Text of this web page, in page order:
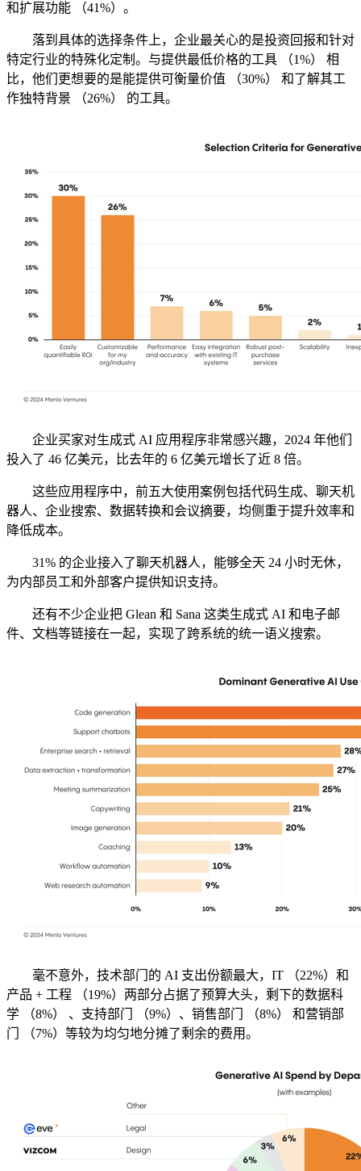
和扩展功能 （41%）。
落到具体的选择条件上，企业最关心的是投资回报和针对
特定行业的特殊化定制。与提供最低价格的工具 （1%） 相
比，他们更想要的是能提供可衡量价值 （30%） 和了解其工
作独特背景 （26%） 的工具。
企业买家对生成式 AI 应用程序非常感兴趣，2024 年他们
投入了 46 亿美元，比去年的 6 亿美元增长了近 8 倍。
这些应用程序中，前五大使用案例包括代码生成、聊天机
器人、企业搜索、数据转换和会议摘要，均侧重于提升效率和
降低成本。
31% 的企业接入了聊天机器人，能够全天 24 小时无休，
为内部员工和外部客户提供知识支持。
还有不少企业把 Glean 和 Sana 这类生成式 AI 和电子邮
件、文档等链接在一起，实现了跨系统的统一语义搜索。
毫不意外，技术部门的 AI 支出份额最大，IT （22%）和
产品 + 工程 （19%）两部分占据了预算大头，剩下的数据科
学 （8%） 、支持部门 （9%）、销售部门 （8%） 和营销部
门 （7%）等较为均匀地分摊了剩余的费用。